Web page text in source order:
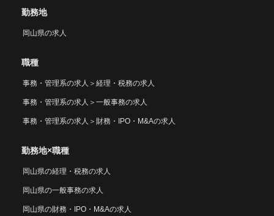
勤務地
岡山県の求人
職種
事務・管理系の求人 ＞ 経理・税務の求人
事務・管理系の求人 ＞ 一般事務の求人
事務・管理系の求人 ＞ 財務・IPO・M&Aの求人
勤務地×職種
岡山県の経理・税務の求人
岡山県の一般事務の求人
岡山県の財務・IPO・M&Aの求人